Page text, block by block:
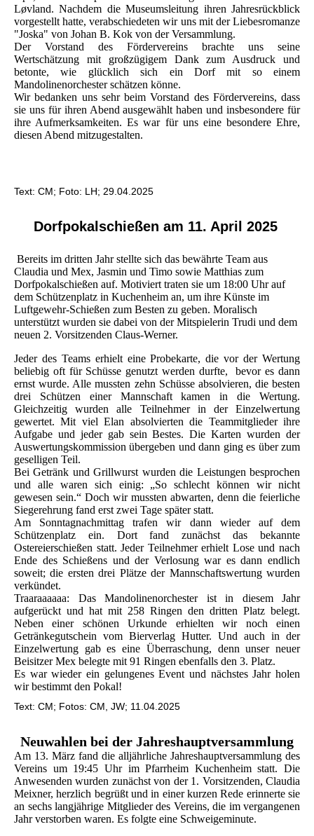
Løvland. Nachdem die Museumsleitung ihren Jahresrückblick
vorgestellt hatte, verabschiedeten wir uns mit der Liebesromanze
"Joska" von Johan B. Kok von der Versammlung.
Der Vorstand des Fördervereins brachte uns seine
Wertschätzung mit großzügigem Dank zum Ausdruck und
betonte, wie glücklich sich ein Dorf mit so einem
Mandolinenorchester schätzen könne.
Wir bedanken uns sehr beim Vorstand des Fördervereins, dass
sie uns für ihren Abend ausgewählt haben und insbesondere für
ihre Aufmerksamkeiten. Es war für uns eine besondere Ehre,
diesen Abend mitzugestalten.
Text: CM; Foto: LH; 29.04.2025
Dorfpokalschießen am 11. April 2025
Bereits im dritten Jahr stellte sich das bewährte Team aus
Claudia und Mex, Jasmin und Timo sowie Matthias zum
Dorfpokalschießen auf. Motiviert traten sie um 18:00 Uhr auf
dem Schützenplatz in Kuchenheim an, um ihre Künste im
Luftgewehr-Schießen zum Besten zu geben. Moralisch
unterstützt wurden sie dabei von der Mitspielerin Trudi und dem
neuen 2. Vorsitzenden Claus-Werner.
Jeder des Teams erhielt eine Probekarte, die vor der Wertung
beliebig oft für Schüsse genutzt werden durfte, bevor es dann
ernst wurde. Alle mussten zehn Schüsse absolvieren, die besten
drei Schützen einer Mannschaft kamen in die Wertung.
Gleichzeitig wurden alle Teilnehmer in der Einzelwertung
gewertet. Mit viel Elan absolvierten die Teammitglieder ihre
Aufgabe und jeder gab sein Bestes. Die Karten wurden der
Auswertungskommission übergeben und dann ging es über zum
geselligen Teil.
Bei Getränk und Grillwurst wurden die Leistungen besprochen
und alle waren sich einig: „So schlecht können wir nicht
gewesen sein.“ Doch wir mussten abwarten, denn die feierliche
Siegerehrung fand erst zwei Tage später statt.
Am Sonntagnachmittag trafen wir dann wieder auf dem
Schützenplatz ein. Dort fand zunächst das bekannte
Ostereierschießen statt. Jeder Teilnehmer erhielt Lose und nach
Ende des Schießens und der Verlosung war es dann endlich
soweit; die ersten drei Plätze der Mannschaftswertung wurden
verkündet.
Traaraaaaaa: Das Mandolinenorchester ist in diesem Jahr
aufgerückt und hat mit 258 Ringen den dritten Platz belegt.
Neben einer schönen Urkunde erhielten wir noch einen
Getränkegutschein vom Bierverlag Hutter. Und auch in der
Einzelwertung gab es eine Überraschung, denn unser neuer
Beisitzer Mex belegte mit 91 Ringen ebenfalls den 3. Platz.
Es war wieder ein gelungenes Event und nächstes Jahr holen
wir bestimmt den Pokal!
Text: CM; Fotos: CM, JW; 11.04.2025
Neuwahlen bei der Jahreshauptversammlung
Am 13. März fand die alljährliche Jahreshauptversammlung des
Vereins um 19:45 Uhr im Pfarrheim Kuchenheim statt. Die
Anwesenden wurden zunächst von der 1. Vorsitzenden, Claudia
Meixner, herzlich begrüßt und in einer kurzen Rede erinnerte sie
an sechs langjährige Mitglieder des Vereins, die im vergangenen
Jahr verstorben waren. Es folgte eine Schweigeminute.